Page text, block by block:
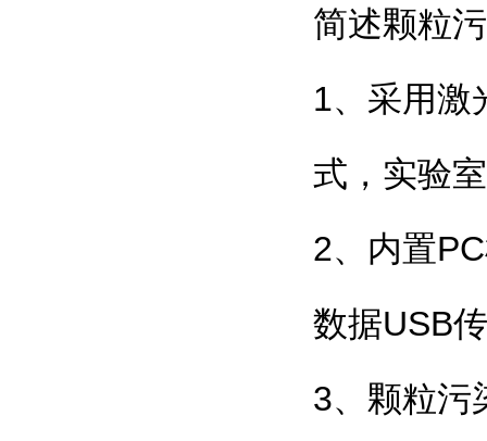
简述颗粒
1、采用激
式，实验
2、内置
数据USB
3、颗粒污